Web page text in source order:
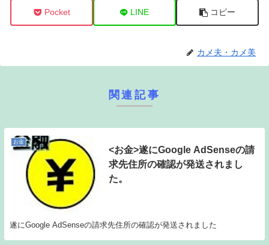
Pocket LINE コピー
カメ夫・カメ美
関連記事
お金
<お金>遂にGoogle AdSenseの請
求先住所の確認が発送されまし
た。
遂にGoogle AdSenseの請求先住所の確認が発送されました